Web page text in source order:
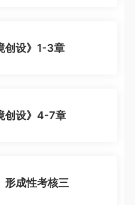
创设》1-3章
创设》4-7章
形成性考核三